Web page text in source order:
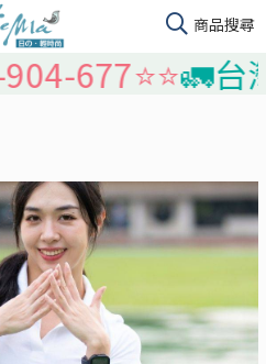
🚛台灣本島